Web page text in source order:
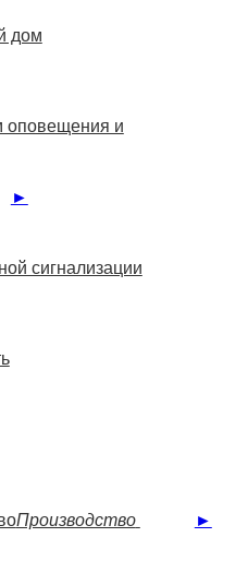
дом
оповещения и
►
сигнализации
Производство ►